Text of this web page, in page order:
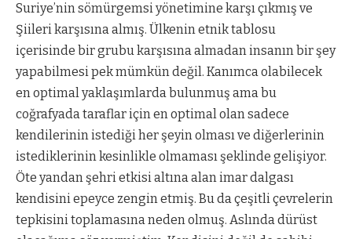
Suriye’nin sömürgemsi yönetimine karşı çıkmış ve
Şiileri karşısına almış. Ülkenin etnik tablosu
içerisinde bir grubu karşısına almadan insanın bir şey
yapabilmesi pek mümkün değil. Kanımca olabilecek
en optimal yaklaşımlarda bulunmuş ama bu
coğrafyada taraflar için en optimal olan sadece
kendilerinin istediği her şeyin olması ve diğerlerinin
istediklerinin kesinlikle olmaması şeklinde gelişiyor.
Öte yandan şehri etkisi altına alan imar dalgası
kendisini epeyce zengin etmiş. Bu da çeşitli çevrelerin
tepkisini toplamasına neden olmuş. Aslında dürüst